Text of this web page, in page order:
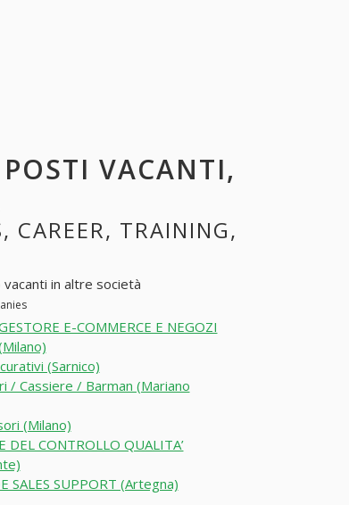
VACANTI,
CAREER, TRAINING,
in altre società
E-COMMERCE E NEGOZI
(Sarnico)
/ Cassiere / Barman (Mariano
(Milano)
DEL CONTROLLO QUALITA’
SALES SUPPORT (Artegna)